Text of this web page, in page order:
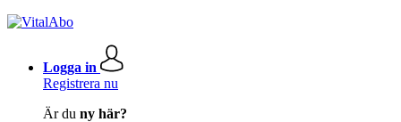
Logga in
Registrera nu
Är du ny här?